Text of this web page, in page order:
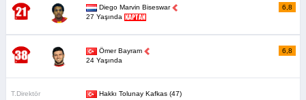
Diego Marvin Biseswar
27 Yaşında
6,8
Ömer Bayram
24 Yaşında
6,8
T.Direktör Hakkı Tolunay Kafkas (47)